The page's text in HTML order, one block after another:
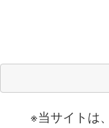
※当サイトは